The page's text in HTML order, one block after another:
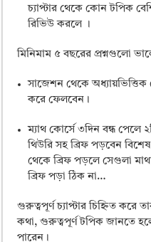
চ্যাপ্টার থেকে কোন টপিক
রিভিউ করলে ।
মিনিমাম ৫ বছরের প্রশ্নগুলো
সাজেশন থেকে
করে ফেলবেন।
ম্যাথ কোর্সে ৩দিন বন্ধ পেলে
থিউরি সহ ব্রিফ পড়বেন
থেকে ব্রিফ পড়লে সেগুলা
ব্রিফ পড়া ঠিক না…
গুরুত্বপূর্ণ চ্যাপ্টার চিহ্নিত
কথা, গুরুত্বপূর্ণ টপিক জানতে
পারেন।